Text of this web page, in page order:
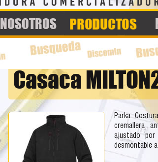
NOSOTROS PRODUCTOS
Casaca
Parka.
cremallera
ajustado por
desmontable